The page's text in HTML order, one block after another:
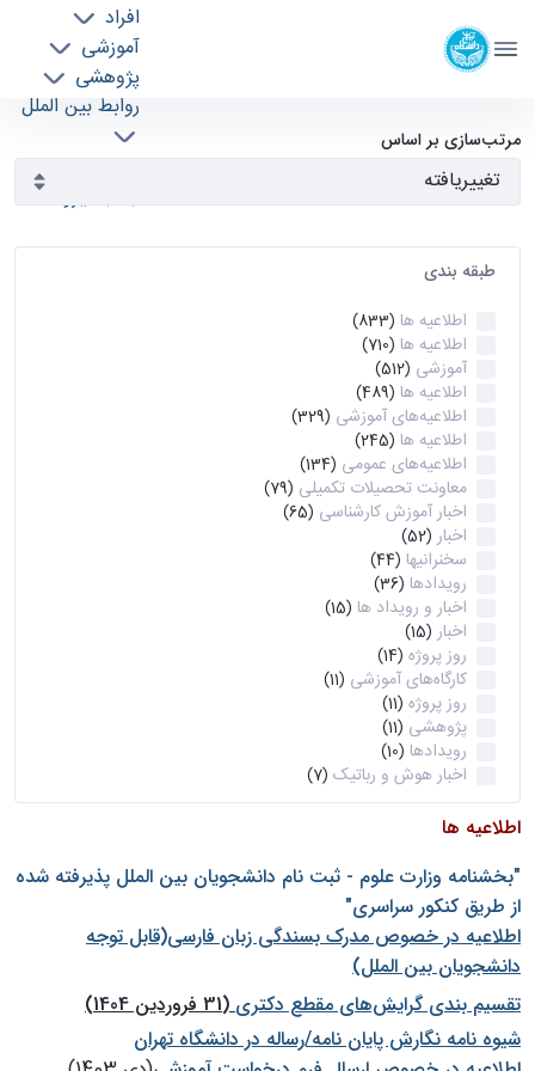
افراد
آموزشی
پژوهشی
روابط بین الملل
خدمات
آرشیو اطلاعیه ها - ece- دانشکده مهندسی برق و
کامپیوتر
مرتب‌سازی بر اساس
طبقه بندی
اطلاعیه ها (833)
اطلاعیه ها (710)
آموزشی (512)
اطلاعیه ها (489)
اطلاعیه‌های‌ آموزشی (329)
اطلاعیه ها (245)
اطلاعیه‌های عمومی (134)
معاونت تحصیلات تکمیلی (79)
اخبار آموزش کارشناسی (65)
اخبار (52)
سخنرانیها (44)
رویدادها (36)
اخبار و رویداد ها (15)
اخبار (15)
روز پروژه (14)
کارگاه‌های آموزشی (11)
روز پروژه (11)
پژوهشی (11)
رویدادها (10)
اخبار هوش و رباتیک (7)
اطلاعیه ها
"بخشنامه وزارت علوم - ثبت نام دانشجويان بين الملل پذيرفته شده
از طريق كنكور سراسری"
اطلاعیه در خصوص مدرک بسندگی زبان فارسی(قابل توجه
دانشجویان بین الملل)
تقسیم بندی گرایش‌های مقطع دکتری(31 فروردین 1404)
شيوه نامه نگارش پايان نامه/رساله در دانشگاه تهران